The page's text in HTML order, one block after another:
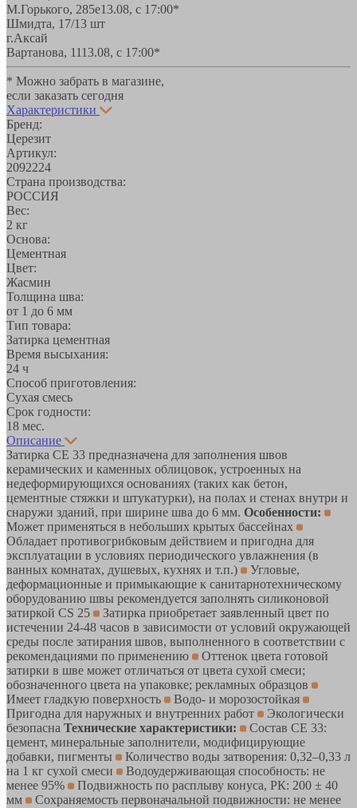
М.Горького, 285е13.08, с 17:00*
Шмидта, 17/13 шт
г.Аксай
Вартанова, 1113.08, с 17:00*
* Можно забрать в магазине,
если заказать сегодня
Характеристики
Бренд:
Церезит
Артикул:
2092224
Страна производства:
РОССИЯ
Вес:
2 кг
Основа:
Цементная
Цвет:
Жасмин
Толщина шва:
от 1 до 6 мм
Тип товара:
Затирка цементная
Время высыхания:
24 ч
Способ приготовления:
Сухая смесь
Срок годности:
18 мес.
Описание
Затирка CE 33 предназначена для заполнения швов
керамических и каменных облицовок, устроенных на
недеформирующихся основаниях (таких как бетон,
цементные стяжки и штукатурки), на полах и стенах внутри и
снаружи зданий, при ширине шва до 6 мм. Особенности:
Может применяться в небольших крытых бассейнах
Обладает противогрибковым действием и пригодна для
эксплуатации в условиях периодического увлажнения (в
ванных комнатах, душевых, кухнях и т.п.)
Угловые,
деформационные и примыкающие к санитарнотехническому
оборудованию швы рекомендуется заполнять силиконовой
затиркой CS 25
Затирка приобретает заявленный цвет по
истечении 24-48 часов в зависимости от условий окружающей
среды после затирания швов, выполненного в соответствии с
рекомендациями по применению
Оттенок цвета готовой
затирки в шве может отличаться от цвета сухой смеси;
обозначенного цвета на упаковке; рекламных образцов
Имеет гладкую поверхность
Водо- и морозостойкая
Пригодна для наружных и внутренних работ
Экологически
безопасна Технические характеристики:
Состав CE 33:
цемент, минеральные заполнители, модифицирующие
добавки, пигменты
Количество воды затворения: 0,32–0,33 л
на 1 кг сухой смеси
Водоудерживающая способность: не
менее 95%
Подвижность по расплыву конуса, РК: 200 ± 40
мм
Сохраняемость первоначальной подвижности: не менее